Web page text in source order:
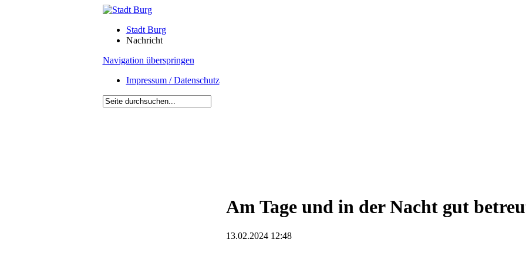
Stadt Burg
Nachricht
Navigation überspringen
Impressum / Datenschutz
Am Tage und in der Nacht gut
13.02.2024 12:48